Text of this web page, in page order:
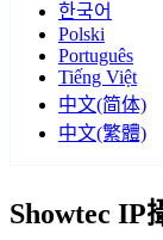
한국어
Polski
Português
Tiếng Việt
中文(简体)
中文(繁體)
Showtec IP